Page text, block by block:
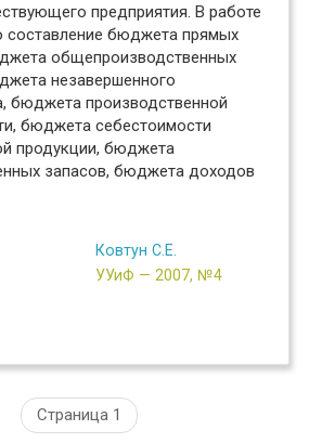
предприятия. В работе
составление бюджета прямых
общепроизводственных
незавершенного
бюджета производственной
бюджета себестоимости
продукции, бюджета
запасов, бюджета доходов
Ковтун С.Е.
УУиФ — 2007, №4
Страница 1